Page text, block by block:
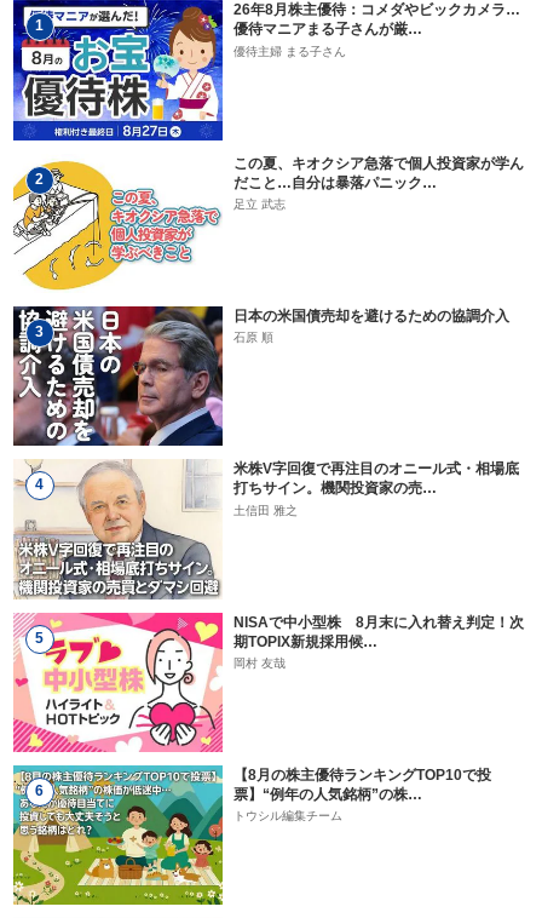
1
26年8月株主優待：コメダやビックカメラ…
優待マニアまる子さんが厳…
優待主婦 まる子さん
2
この夏、キオクシア急落で個人投資家が学ん
だこと…自分は暴落パニック…
足立 武志
3
日本の米国債売却を避けるための協調介入
石原 順
4
米株V字回復で再注目のオニール式・相場底
打ちサイン。機関投資家の売…
土信田 雅之
5
NISAで中小型株 8月末に入れ替え判定！次
期TOPIX新規採用候…
岡村 友哉
6
【8月の株主優待ランキングTOP10で投
票】“例年の人気銘柄”の株…
トウシル編集チーム